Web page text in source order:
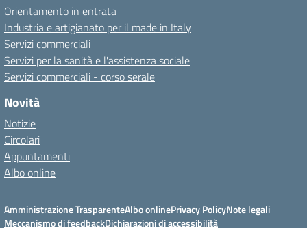
Orientamento in entrata
Industria e artigianato per il made in Italy
Servizi commerciali
Servizi per la sanità e l'assistenza sociale
Servizi commerciali - corso serale
Novità
Notizie
Circolari
Appuntamenti
Albo online
Amministrazione TrasparenteAlbo onlinePrivacy PolicyNote legali
Meccanismo di feedbackDichiarazioni di accessibilità